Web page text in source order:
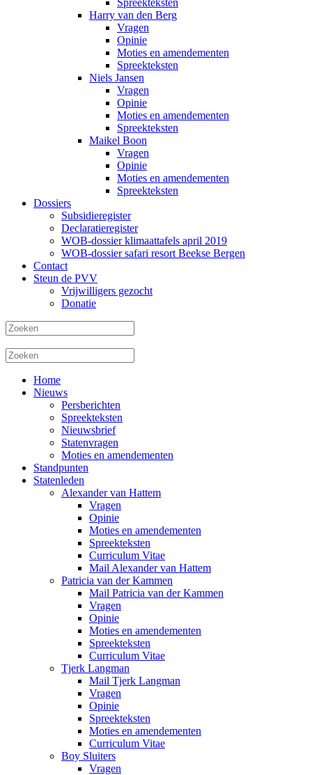
Spreekteksten
Harry van den Berg
Vragen
Opinie
Moties en amendementen
Spreekteksten
Niels Jansen
Vragen
Opinie
Moties en amendementen
Spreekteksten
Maikel Boon
Vragen
Opinie
Moties en amendementen
Spreekteksten
Dossiers
Subsidieregister
Declaratieregister
WOB-dossier klimaattafels april 2019
WOB-dossier safari resort Beekse Bergen
Contact
Steun de PVV
Vrijwilligers gezocht
Donatie
Home
Nieuws
Persberichten
Spreekteksten
Nieuwsbrief
Statenvragen
Moties en amendementen
Standpunten
Statenleden
Alexander van Hattem
Vragen
Opinie
Moties en amendementen
Spreekteksten
Curriculum Vitae
Mail Alexander van Hattem
Patricia van der Kammen
Mail Patricia van der Kammen
Vragen
Opinie
Moties en amendementen
Spreekteksten
Curriculum Vitae
Tjerk Langman
Mail Tjerk Langman
Vragen
Opinie
Spreekteksten
Moties en amendementen
Curriculum Vitae
Boy Sluiters
Vragen